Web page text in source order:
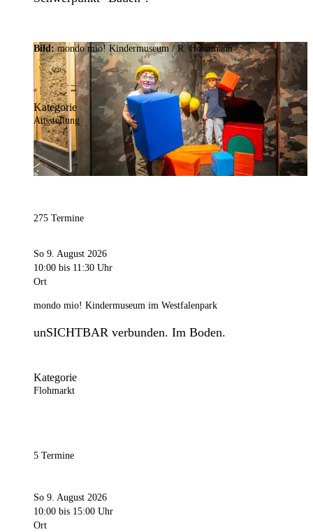
Bild:mondo mio! Kindermuseum / R. Horstmann
Kategorie
Ausstellung
275 Termine
So 9. August 2026
10:00 bis 11:30 Uhr
Ort
mondo mio! Kindermuseum im Westfalenpark
unSICHTBAR verbunden. Im Boden.
Kategorie
Flohmarkt
5 Termine
So 9. August 2026
10:00 bis 15:00 Uhr
Ort